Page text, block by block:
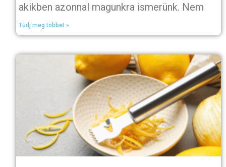
akikben azonnal magunkra ismerünk. Nem
Tudj meg többet »